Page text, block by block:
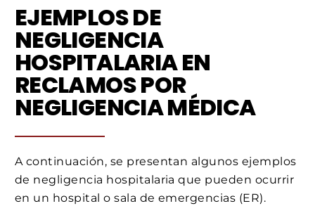
EJEMPLOS DE
NEGLIGENCIA
HOSPITALARIA EN
RECLAMOS POR
NEGLIGENCIA MÉDICA
A continuación, se presentan algunos ejemplos
de negligencia hospitalaria que pueden ocurrir
en un hospital o sala de emergencias (ER).